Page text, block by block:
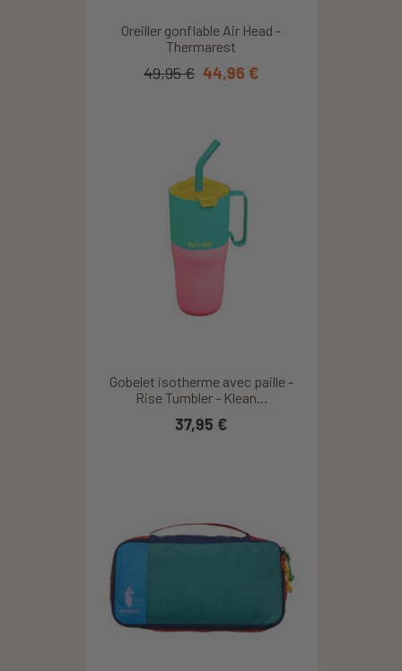
Oreiller gonflable Air Head -
Thermarest
49,95 € 44,96 €
Gobelet isotherme avec paille -
Rise Tumbler - Klean...
37,95 €